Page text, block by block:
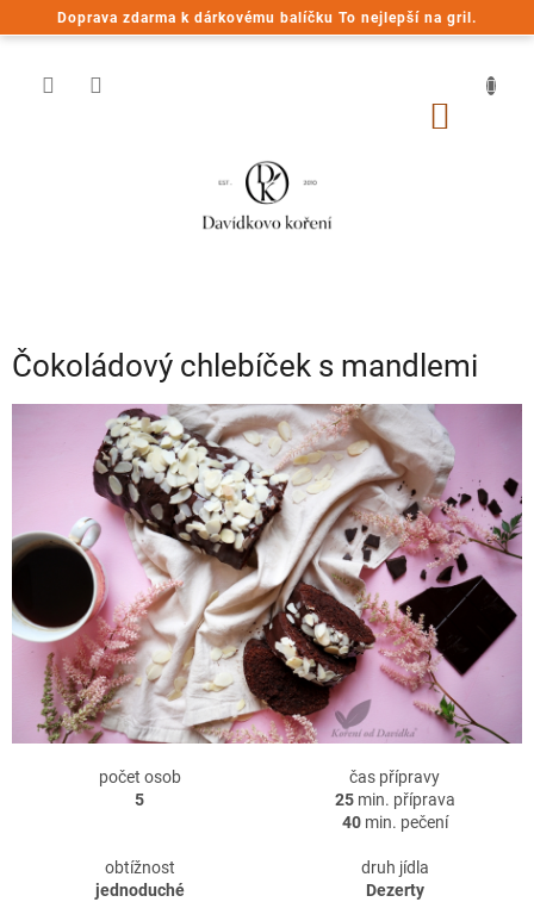
Doprava zdarma k dárkovému balíčku To nejlepší na gril.
na
Čokoládový chlebíček s mandlemi
počet osob
5
čas přípravy
25min. příprava
40min. pečení
obtížnost
jednoduché
druh jídla
Dezerty